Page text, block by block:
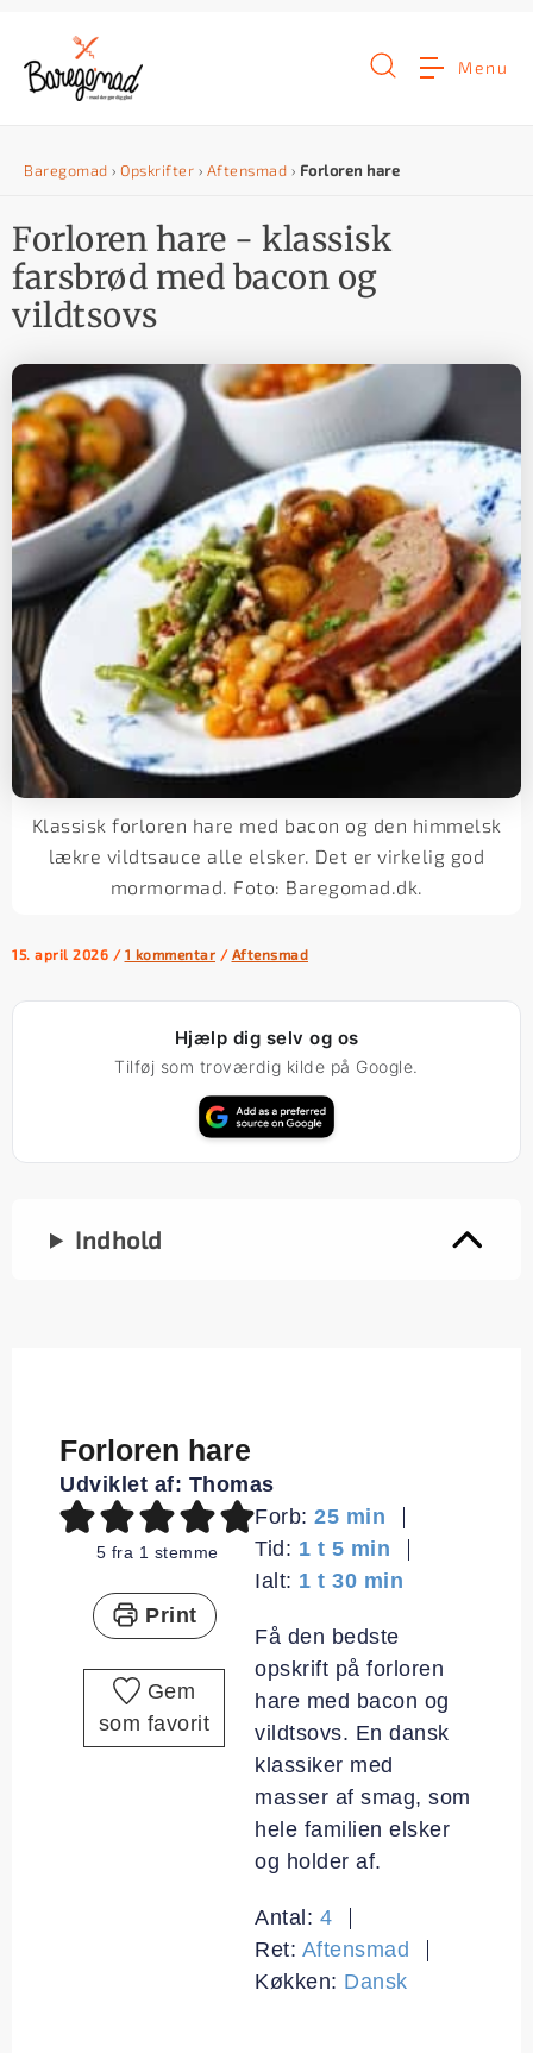
n
o
d
e
Menu
Baregomad › Opskrifter › Aftensmad › Forloren hare
Forloren hare - klassisk
farsbrød med bacon og
vildtsovs
Klassisk forloren hare med bacon og den himmelsk
lækre vildtsauce alle elsker. Det er virkelig god
mormormad. Foto: Baregomad.dk.
15. april 2026 / 1 kommentar / Aftensmad
Hjælp dig selv og os
Tilføj som troværdig kilde på Google.
Indhold
Forloren hare
Udviklet af: Thomas
5 fra 1 stemme
Print
Gem
som favorit
Forb:25minutter
min
Tid: 1 time
t 5minutter
min
Ialt: 1 time
t 30minutter
min
Få den bedste
opskrift på forloren
hare med bacon og
vildtsovs. En dansk
klassiker med
masser af smag, som
hele familien elsker
og holder af.
Antal: 4
Ret: Aftensmad
Køkken: Dansk